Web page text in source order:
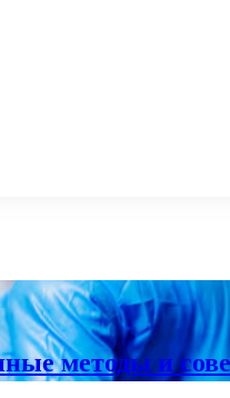
методы и